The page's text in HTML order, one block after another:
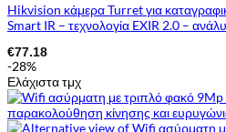
Hikvision κάμερα Turret για
Smart IR – τεχνολογία EXIR 2.0 –
€77.18
-28%
Ελάχιστα τμχ